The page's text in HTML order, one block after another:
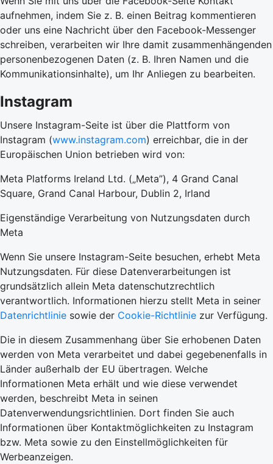
aufnehmen, indem Sie z. B. einen Beitrag kommentieren
oder uns eine Nachricht über den Facebook-Messenger
schreiben, verarbeiten wir Ihre damit zusammenhängenden
personenbezogenen Daten (z. B. Ihren Namen und die
Kommunikationsinhalte), um Ihr Anliegen zu bearbeiten.
Instagram
Unsere Instagram-Seite ist über die Plattform von
Instagram (www.instagram.com) erreichbar, die in der
Europäischen Union betrieben wird von:
Meta Platforms Ireland Ltd. („Meta”), 4 Grand Canal
Square, Grand Canal Harbour, Dublin 2, Irland
Eigenständige Verarbeitung von Nutzungsdaten durch
Meta
Wenn Sie unsere Instagram-Seite besuchen, erhebt Meta
Nutzungsdaten. Für diese Datenverarbeitungen ist
grundsätzlich allein Meta datenschutzrechtlich
verantwortlich. Informationen hierzu stellt Meta in seiner
Datenrichtlinie sowie der Cookie-Richtlinie zur Verfügung.
Die in diesem Zusammenhang über Sie erhobenen Daten
werden von Meta verarbeitet und dabei gegebenenfalls in
Länder außerhalb der EU übertragen. Welche
Informationen Meta erhält und wie diese verwendet
werden, beschreibt Meta in seinen
Datenverwendungsrichtlinien. Dort finden Sie auch
Informationen über Kontaktmöglichkeiten zu Instagram
bzw. Meta sowie zu den Einstellmöglichkeiten für
Werbeanzeigen.